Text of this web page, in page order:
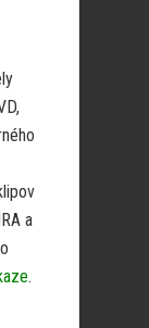
a
.